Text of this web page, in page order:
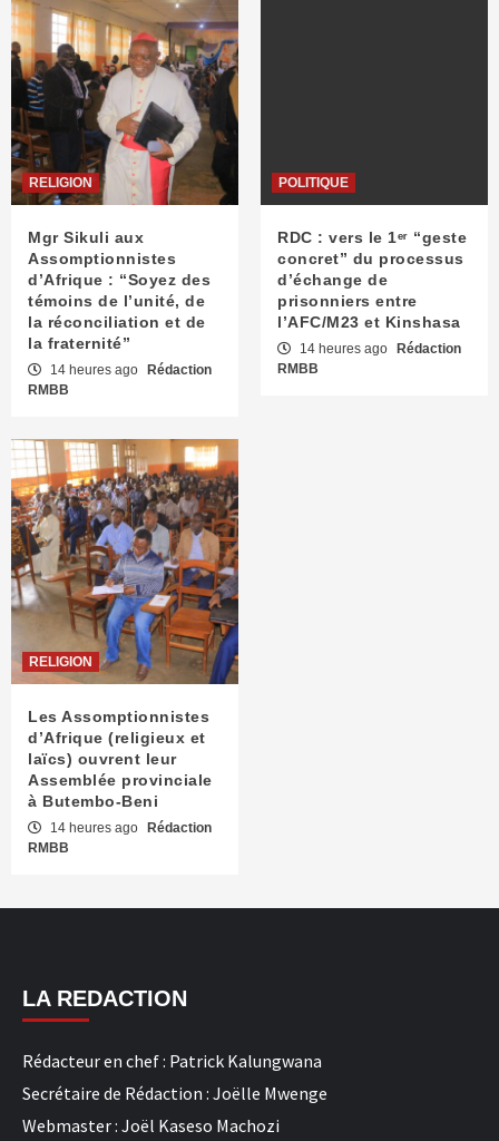
RELIGION
Mgr Sikuli aux
Assomptionnistes
d’Afrique : “Soyez des
témoins de l’unité, de
la réconciliation et de
la fraternité”
14 heures ago
Rédaction
RMBB
POLITIQUE
RDC : vers le 1ᵉʳ “geste
concret” du processus
d’échange de
prisonniers entre
l’AFC/M23 et Kinshasa
14 heures ago
Rédaction
RMBB
RELIGION
Les Assomptionnistes
d’Afrique (religieux et
laïcs) ouvrent leur
Assemblée provinciale
à Butembo-Beni
14 heures ago
Rédaction
RMBB
LA REDACTION
Rédacteur en chef : Patrick Kalungwana
Secrétaire de Rédaction : Joëlle Mwenge
Webmaster : Joël Kaseso Machozi